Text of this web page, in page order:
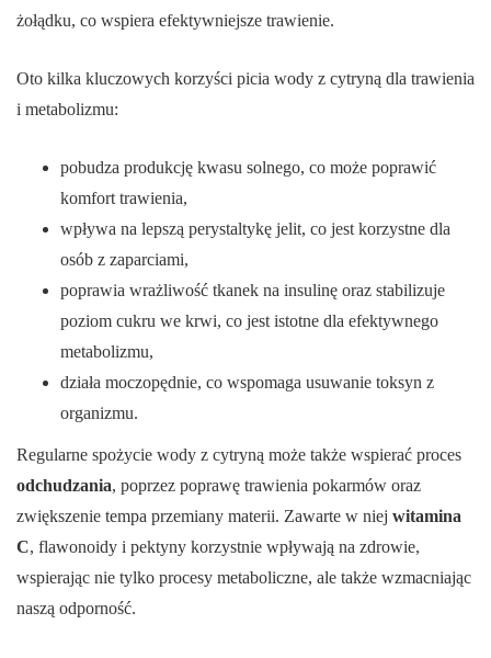
żołądku, co wspiera efektywniejsze trawienie.
Oto kilka kluczowych korzyści picia wody z cytryną dla trawienia
i metabolizmu:
pobudza produkcję kwasu solnego, co może poprawić
komfort trawienia,
wpływa na lepszą perystaltykę jelit, co jest korzystne dla
osób z zaparciami,
poprawia wrażliwość tkanek na insulinę oraz stabilizuje
poziom cukru we krwi, co jest istotne dla efektywnego
metabolizmu,
działa moczopędnie, co wspomaga usuwanie toksyn z
organizmu.
Regularne spożycie wody z cytryną może także wspierać proces
odchudzania, poprzez poprawę trawienia pokarmów oraz
zwiększenie tempa przemiany materii. Zawarte w niej witamina
C, flawonoidy i pektyny korzystnie wpływają na zdrowie,
wspierając nie tylko procesy metaboliczne, ale także wzmacniając
naszą odporność.